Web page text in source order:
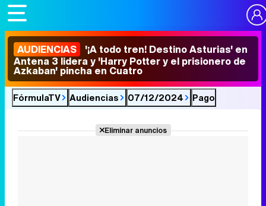
AUDIENCIAS '¡A todo tren! Destino Asturias' en
Antena 3 lidera y 'Harry Potter y el prisionero de
Azkaban' pincha en Cuatro
FórmulaTV Audiencias 07/12/2024 Pago
Eliminar anuncios